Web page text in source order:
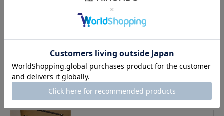
納豆菌培養エキス末（納豆菌培養エキス末、難消化性デキ
ストリン）（大豆を含む）（国内製造）、ケイヒ末、ハト
クエキス末（リュウガンニクエキス、デキストリン）、ル
ンブルクス末／HPMC、ステアリン酸カルシウム
JANコード 4961490210125
エネルギー：00.0kcal
食塩相当量：0.00000g
保存方法・注意事項
開封後はキャップをしっかり閉じて保存し、賞味期限にか
かわらずお早めに召し上がってください。
原材料名をよくご覧になり、これらの食品にアレルギーが
ある方は召し上がらないでください。
体質や体調によりまれに合わない場合がありますが、その
場合はご使用をお控えください。
賞味期限
商品のお問い合せ